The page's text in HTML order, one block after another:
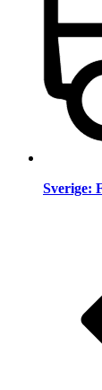
Sverige: